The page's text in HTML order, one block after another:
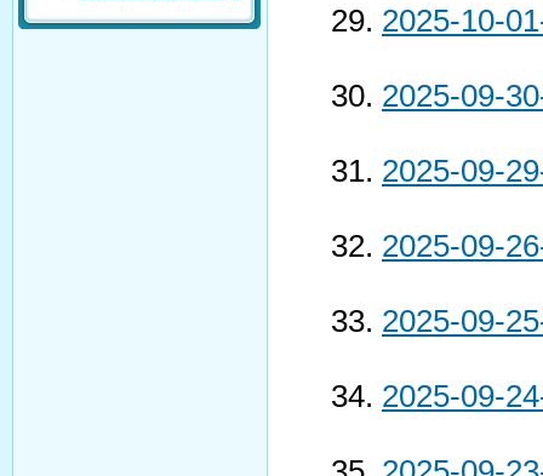
2025-10-
2025-09-
2025-09-
2025-09-
2025-09-
2025-09-